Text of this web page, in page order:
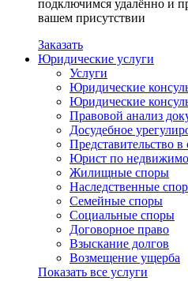
подключимся удалённо и
вашем присутствии
Заказать
Юридические услуги
Услуги
Юридические
Юридические
Правовой анализ
Досудебное
Представительство в
Юрист по
Жилищные споры
Наследственные
Семейные споры
Социальные споры
Договорное право
Взыскание долгов
Возмещение ущерба
Показать все услуги